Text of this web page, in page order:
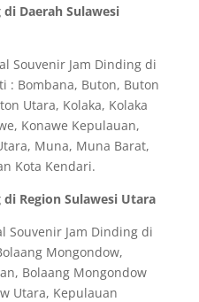
Daerah Sulawesi
Souvenir Jam Dinding di
: Bombana, Buton, Buton
Utara, Kolaka, Kolaka
Konawe Kepulauan,
Muna, Muna Barat,
Kota Kendari.
Region Sulawesi Utara
Souvenir Jam Dinding di
Mongondow,
Bolaang Mongondow
Utara, Kepulauan